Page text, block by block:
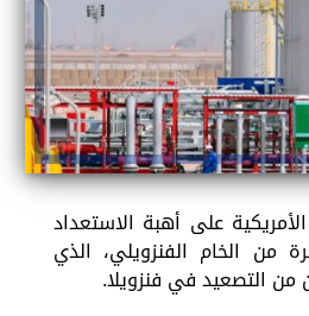
على أهبة الاستعداد
من الخام الفنزويلي، الذي
من التصعيد في فنزويلا.